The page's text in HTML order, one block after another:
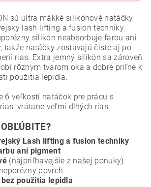
sú ultra mäkké silikónové natáčky
lash lifting a fusion techniky.
silikón neabsorbuje farbu ani
takže natáčky zostávajú čisté aj po
rias. Extra jemný silikón sa zároveň
rôznym tvarom oka a dobre priľne k
použitia lepidla.
6 veľkostí natáčok pre prácu s
vrátane veľmi dlhých rias.
Lash lifting a fusion techniky
ani pigment
(najpriľhavejšie z našej ponuky)
povrch
bez použitia lepidla